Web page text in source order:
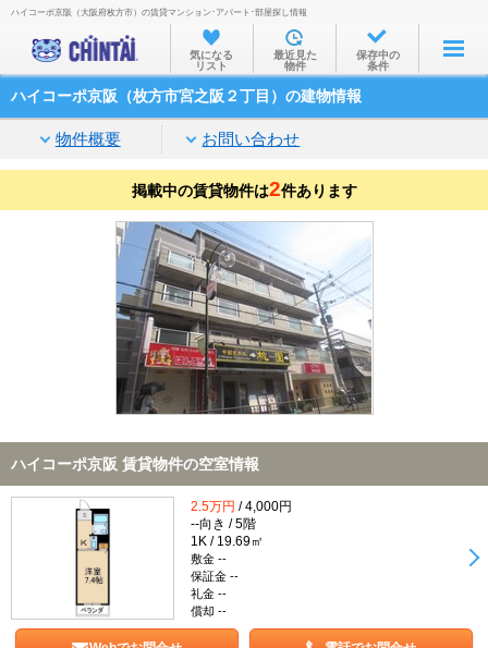
お部屋を探す
沿線・駅から
住所から
家賃相場から
通勤通学時間から
物件特集から
不動産会社から
TOP
ハイコーポ京阪（大阪府枚方市）の賃貸マンション･アパート･部屋探し情報
気になる
リスト
最近見た
物件
保存中の
条件
ハイコーポ京阪（枚方市宮之阪２丁目）の建物情報
物件概要 お問い合わせ
掲載中の賃貸物件は2件あります
ハイコーポ京阪 賃貸物件の空室情報
2.5万円 / 4,000円
--向き / 5階
1K / 19.69㎡
敷金 --
保証金 --
礼金 --
償却 --